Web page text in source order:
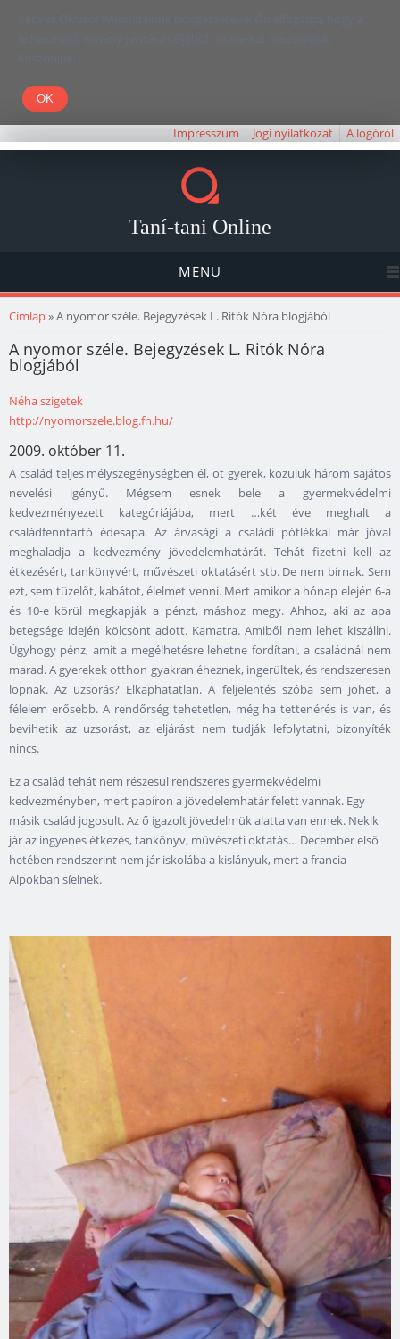
Kedves Olvasó! Weboldalunk böngészésével Ön elfogadja, hogy a
felhasználói élmény javítása céljából cookie-kat használunk.
Köszönjük!
Impresszum Jogi nyilatkozat A logóról
Taní-tani Online
MENU
Jelenlegi hely
Címlap» A nyomor széle. Bejegyzések L. Ritók Nóra blogjából
A nyomor széle. Bejegyzések L. Ritók Nóra
blogjából
Néha szigetek
http://nyomorszele.blog.fn.hu/
2009. október 11.
A család teljes mélyszegénységben él, öt gyerek, közülük három sajátos
nevelési igényű. Mégsem esnek bele a gyermekvédelmi
kedvezményezett kategóriájába, mert …két éve meghalt a
családfenntartó édesapa. Az árvasági a családi pótlékkal már jóval
meghaladja a kedvezmény jövedelemhatárát. Tehát fizetni kell az
étkezésért, tankönyvért, művészeti oktatásért stb. De nem bírnak. Sem
ezt, sem tüzelőt, kabátot, élelmet venni. Mert amikor a hónap elején 6-a
és 10-e körül megkapják a pénzt, máshoz megy. Ahhoz, aki az apa
betegsége idején kölcsönt adott. Kamatra. Amiből nem lehet kiszállni.
Úgyhogy pénz, amit a megélhetésre lehetne fordítani, a családnál nem
marad. A gyerekek otthon gyakran éheznek, ingerültek, és rendszeresen
lopnak. Az uzsorás? Elkaphatatlan. A feljelentés szóba sem jöhet, a
félelem erősebb. A rendőrség tehetetlen, még ha tettenérés is van, és
bevihetik az uzsorást, az eljárást nem tudják lefolytatni, bizonyíték
nincs.
Ez a család tehát nem részesül rendszeres gyermekvédelmi
kedvezményben, mert papíron a jövedelemhatár felett vannak. Egy
másik család jogosult. Az ő igazolt jövedelmük alatta van ennek. Nekik
jár az ingyenes étkezés, tankönyv, művészeti oktatás… December első
hetében rendszerint nem jár iskolába a kislányuk, mert a francia
Alpokban síelnek.